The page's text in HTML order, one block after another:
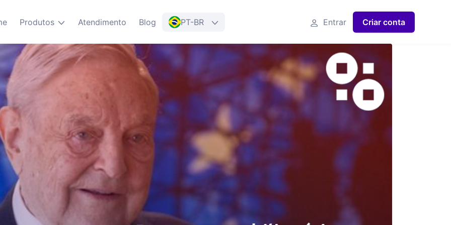
Produtos Atendimento Blog PT-BR Entrar Criar conta